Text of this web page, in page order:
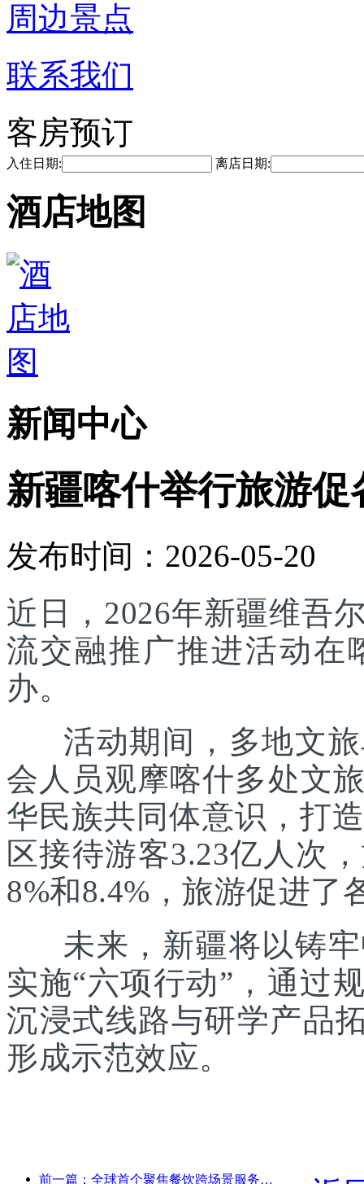
周边景点
联系我们
客房预订
入住日期: 离店日期:
酒店地图
新闻中心
新疆喀什举行旅游
发布时间：2026-05-20
近日，2026年新疆维吾
流交融推广推进活动在
办。
活动期间，多地文旅
会人员观摩喀什多处文
华民族共同体意识，打
区接待游客3.23亿人次
8%和8.4%，旅游促进了
未来，新疆将以铸牢
实施“六项行动”，通过
沉浸式线路与研学产品
形成示范效应。
前一篇：全球首个聚焦餐饮跨场景服务的人形机器人发布